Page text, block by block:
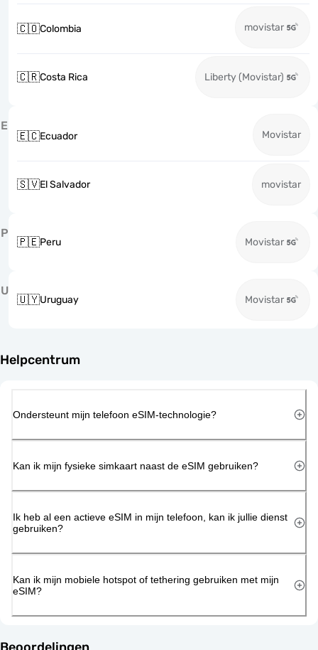
🇨🇴Colombia movistar
🇨🇷Costa Rica Liberty (Movistar)
E
🇪🇨Ecuador Movistar
🇸🇻El Salvador movistar
P
🇵🇪Peru Movistar
U
🇺🇾Uruguay Movistar
Helpcentrum
Ondersteunt mijn telefoon eSIM-technologie?
Kan ik mijn fysieke simkaart naast de eSIM gebruiken?
Ik heb al een actieve eSIM in mijn telefoon, kan ik jullie dienst
gebruiken?
Kan ik mijn mobiele hotspot of tethering gebruiken met mijn
eSIM?